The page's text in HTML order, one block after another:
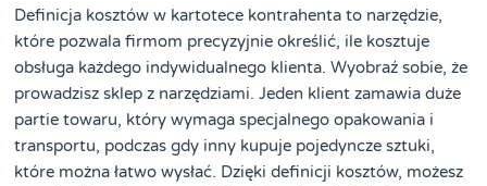
Definicja kosztów w kartotece kontrahenta to narzędzie,
które pozwala firmom precyzyjnie określić, ile kosztuje
obsługa każdego indywidualnego klienta. Wyobraź sobie, że
prowadzisz sklep z narzędziami. Jeden klient zamawia duże
partie towaru, który wymaga specjalnego opakowania i
transportu, podczas gdy inny kupuje pojedyncze sztuki,
które można łatwo wysłać. Dzięki definicji kosztów, możesz